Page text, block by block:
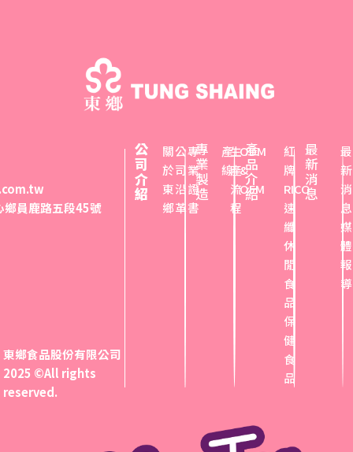
員鹿路五段45號
公
司
介
紹
關
於
東
鄉
公
司
沿
革
專
業
證
書
專
業
製
造
產
線
生
產
流
程
ODM
&
OEM
產
品
介
紹
紅
牌
RICO
速
纖
休
閒
食
品
保
健
食
品
最
新
消
息
最
新
消
息
媒
體
報
導
東鄉食品股份有限公司
2025 ©All rights
reserved.